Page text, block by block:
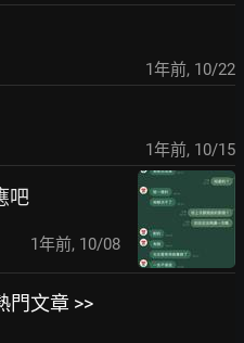
1年前, 10/22
1年前, 10/15
吧
1年前, 10/08
門文章 >>